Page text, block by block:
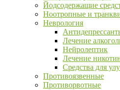
Йодсодержащие
Ноотропные и
Неврология
Лечение
Нейролептик
Лечение
Средства для
Противоязвенные
Противорвотные